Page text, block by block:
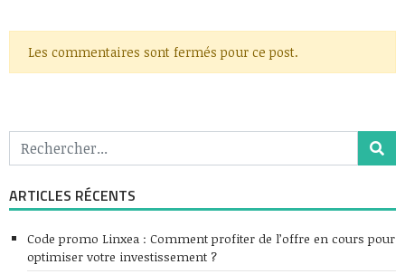
Les commentaires sont fermés pour ce post.
ARTICLES RÉCENTS
Code promo Linxea : Comment profiter de l’offre en cours pour
optimiser votre investissement ?